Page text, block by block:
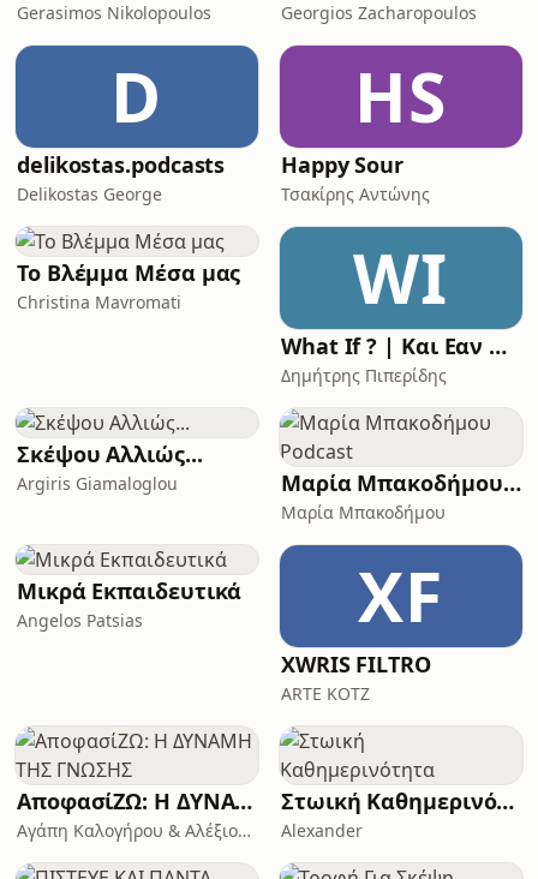
Gerasimos Nikolopoulos Georgios Zacharopoulos
D
delikostas.podcasts
Delikostas George
HS
Happy Sour
Τσακίρης Αντώνης
Το Βλέμμα Μέσα μας
Christina Mavromati WI
What If ? | Και Εαν Πετύχει;
Δημήτρης Πιπερίδης
Σκέψου Αλλιώς...
Argiris Giamaloglou Μαρία Μπακοδήμου Podcast
Μαρία Μπακοδήμου
Μικρά Εκπαιδευτικά
Angelos Patsias XF
XWRIS FILTRO
ARTE KOTZ
ΑποφασίΖΩ: Η ΔΥΝΑΜΗ ΤΗΣ ΓΝΩΣΗΣ
Αγάπη Καλογήρου & Αλέξιος Βανδώρος
Στωική Καθημερινότητα
Alexander